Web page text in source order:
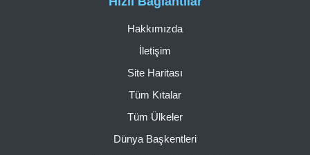
Hakkımızda
İletişim
Site Haritası
Tüm Kıtalar
Tüm Ülkeler
Dünya Başkentleri